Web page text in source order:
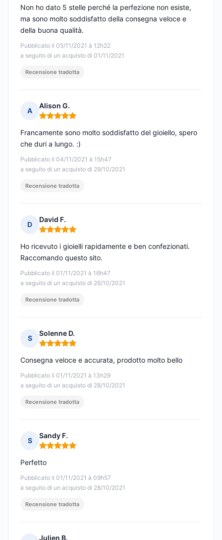
Pubblicato il 05/11/2021 à 12h22
a seguito di un acquisto di 01/11/2021
Non ho dato 5 stelle perché la perfezione non esiste,
ma sono molto soddisfatto della consegna veloce e
della buona qualità.
Recensione tradotta
A
Alison G.
Nota: 5 su 5
Pubblicato il 04/11/2021 à 15h47
a seguito di un acquisto di 29/10/2021
Francamente sono molto soddisfatto del gioiello, spero
che duri a lungo. :)
Recensione tradotta
D
David F.
Nota: 5 su 5
Pubblicato il 01/11/2021 à 16h47
a seguito di un acquisto di 26/10/2021
Ho ricevuto i gioielli rapidamente e ben confezionati.
Raccomando questo sito.
Recensione tradotta
S
Solenne D.
Nota: 5 su 5
Pubblicato il 01/11/2021 à 13h29
a seguito di un acquisto di 28/10/2021
Consegna veloce e accurata, prodotto molto bello
Recensione tradotta
S
Sandy F.
Nota: 5 su 5
Pubblicato il 01/11/2021 à 09h57
a seguito di un acquisto di 28/10/2021
Perfetto
Recensione tradotta
Julien B.